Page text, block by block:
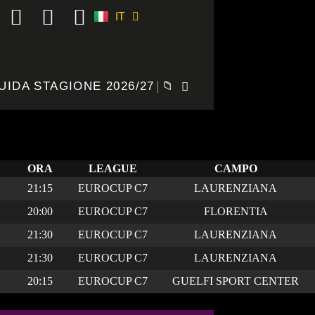
IT
ES
STAGIONE 2026/27 📁
ORA LEAGUE
CAMPO
21:15 EUROCUP C7
LAURENZIANA
20:00 EUROCUP C7
FLORENTIA
21:30 EUROCUP C7
LAURENZIANA
21:30 EUROCUP C7
LAURENZIANA
20:15 EUROCUP C7 GUELFI SPORT CENTER